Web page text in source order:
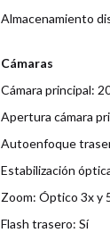
Almacenamiento
Cámaras
Cámara principal:
Apertura cámara
Autoenfoque
Estabilización
Zoom: Óptico 3x y
Flash trasero: Sí